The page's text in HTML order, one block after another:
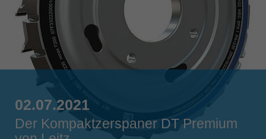
português
România
Română
Schweiz
Singapore
02.07.2021
Der Kompaktzerspaner DT Premium